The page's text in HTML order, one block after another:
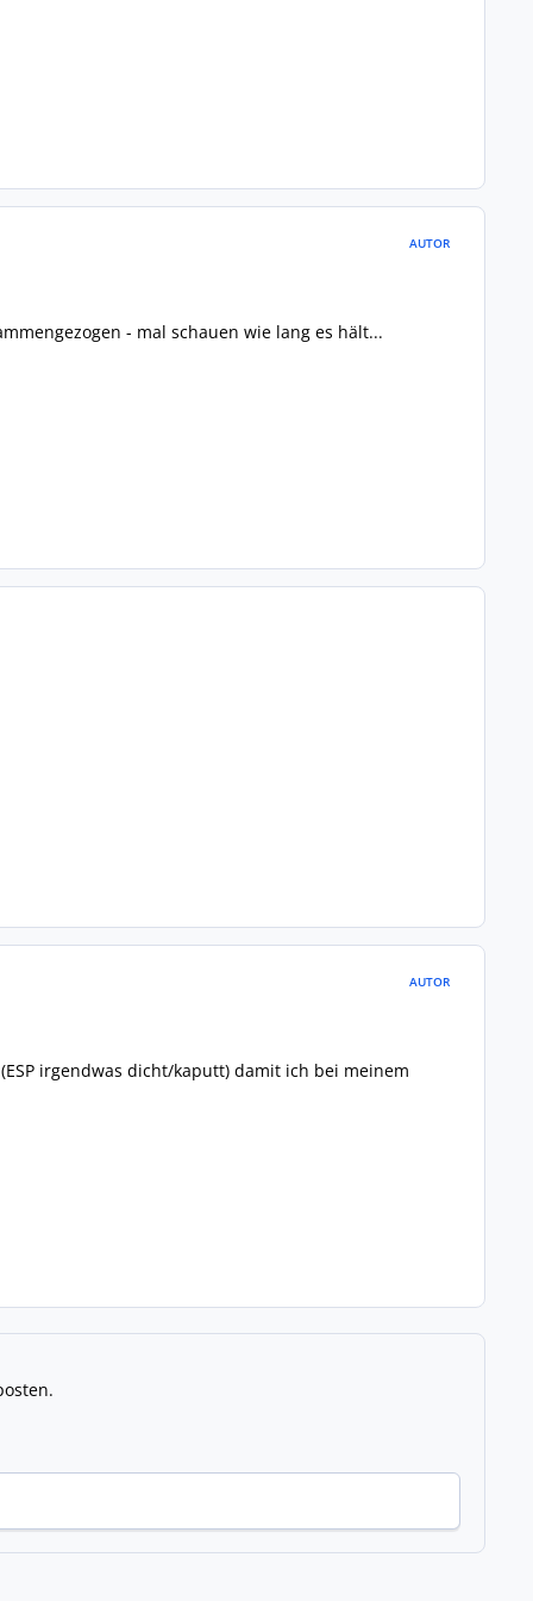
AUTOR
- mal schauen wie lang es hält...
AUTOR
irgendwas dicht/kaputt) damit ich bei meinem